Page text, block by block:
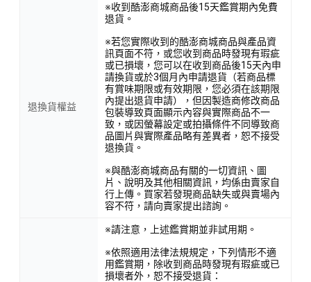
退換貨權益
※收到酷澎商城商品後15天鑑賞期內免費
退貨。
※若您實際收到的酷澎商城商品與產品資
訊頁面不符，或您收到商品時發現有瑕疵
或已損壞，您可以在收到商品後15天內申
請換貨或於3個月內申請退貨（若商品標
有賞味期限或有效期限，您必須在該期限
內提出退貨申請），但因製造商修改商品
包裝導致頁面顯示內容與實際商品不一
致，或因螢幕設定或拍攝條件不同導致商
品圖片與實際產品略有差異者，恕不接受
退換貨。
※與酷澎商城商品有關的一切資訊、圖
片、說明及其他相關資訊，均係由賣家自
行上傳。買家若發現商品缺失或與賣場內
容不符，請向賣家提出諮詢。
※請注意，上述鑑賞期並非試用期。
※依照適用法律法規規定，下列情形不適
用鑑賞期，除收到商品時發現有瑕疵或已
損壞者外，恕不接受退貨：